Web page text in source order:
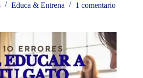
Educa & Entrena 1 comentario